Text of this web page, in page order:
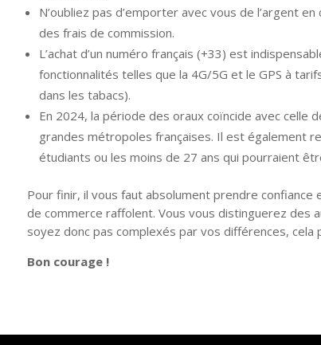
N’oubliez pas d’emporter avec vous de l’argent
des frais de commission.
L’achat d’un numéro français (+33) est
fonctionnalités telles que la 4G/5G et le GPS à
dans les tabacs).
En 2024, la période des oraux coïncide avec celle
grandes métropoles françaises. Il est également
étudiants ou les moins de 27 ans qui pourraient
Pour finir, il vous faut absolument prendre
de commerce raffolent. Vous vous distinguerez
soyez donc pas complexés par vos différences,
Bon courage !